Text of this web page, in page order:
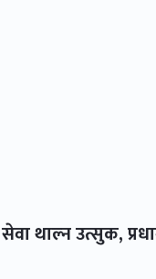
थाल्न उत्सुक,